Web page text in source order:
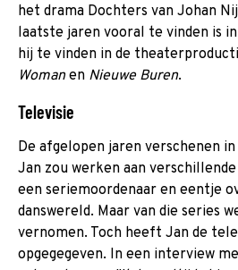
het drama Dochters van Johan
laatste jaren vooral te vinden is
hij te vinden in de
Womanen Nieuwe Buren.
Televisie
De afgelopen jaren verschenen
Jan zou werken aan
een seriemoordenaar en eentje
danswereld. Maar van die series
vernomen. Toch heeft Jan de
opgegegeven. In een interview